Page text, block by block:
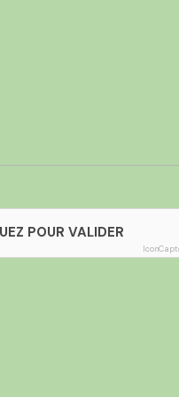
POUR VALIDER